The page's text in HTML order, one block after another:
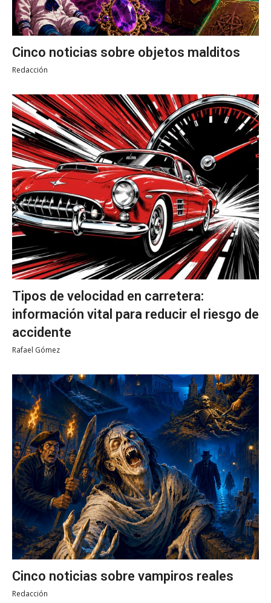
Cinco noticias sobre objetos malditos
Redacción
Tipos de velocidad en carretera:
información vital para reducir el riesgo de
accidente
Rafael Gómez
Cinco noticias sobre vampiros reales
Redacción